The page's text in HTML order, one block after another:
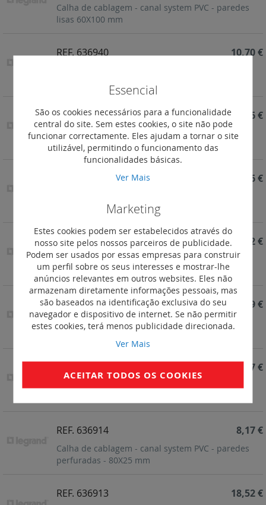
Calha de cablagem - canal system PVC - paredes
lisas 60X100 mm
REF. 636940 10,70 €
REF. 636937
Calha de cablagem - canal system PVC - paredes
lisas 40X60 mm
8,56 €
lisas 40X40 mm
6,66 €
REF. 636934
Calha de cablagem - canal system PVC - paredes
lisas 40X25 mm
6,32 €
REF. 636932
Calha de cablagem - canal system PVC - paredes
lisas 30X25 mm
6,29 €
Calha de cablagem - canal system PVC - paredes
8,97 €
REF. 636914
Calha de cablagem - canal system PVC - paredes
perfuradas - 80X25 mm
8,17 €
REF. 636913 18,52 €
Essencial
São os cookies necessários para a funcionalidade
central do site. Sem estes cookies, o site não pode
funcionar correctamente. Eles ajudam a tornar o site
utilizável, permitindo o funcionamento das
funcionalidades básicas.
Ver Mais
Marketing
Estes cookies podem ser estabelecidos através do
nosso site pelos nossos parceiros de publicidade.
Podem ser usados por essas empresas para construir
um perfil sobre os seus interesses e mostrar-lhe
anúncios relevantes em outros websites. Eles não
armazenam diretamente informações pessoais, mas
são baseados na identificação exclusiva do seu
navegador e dispositivo de internet. Se não permitir
estes cookies, terá menos publicidade direcionada.
Ver Mais
ACEITAR TODOS OS COOKIES